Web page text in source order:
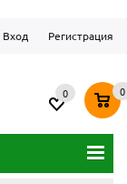
Вход Регистрация
0 0